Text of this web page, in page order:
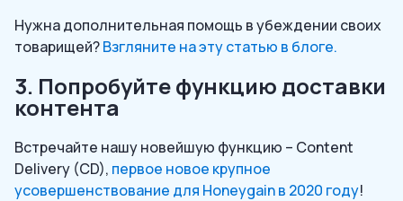
Нужна дополнительная помощь в убеждении своих
товарищей?Взгляните на эту статью в блоге.
3. Попробуйте функцию доставки
контента
Встречайте нашу новейшую функцию – Content
Delivery (CD), первое новое крупное
усовершенствование для Honeygain в 2020 году!